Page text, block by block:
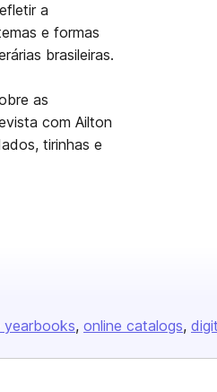
a
e formas
brasileiras.
as
com Ailton
tirinhas e
yearbooks online catalogs